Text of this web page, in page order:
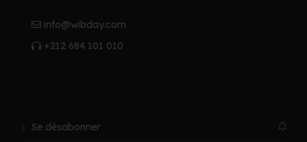
info@wibday.com
+212 684 101 010
Se désabonner